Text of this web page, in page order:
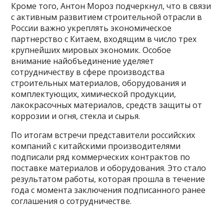
Кроме того, Антон Мороз подчеркнул, что в связи
с активным развитием строительной отрасли в
России важно укреплять экономическое
партнерство с Китаем, входящим в число трех
крупнейших мировых экономик. Особое
внимание найобъединение уделяет
сотрудничеству в сфере производства
строительных материалов, оборудования и
комплектующих, химической продукции,
лакокрасочных материалов, средств защиты от
коррозии и огня, стекла и сырья.
По итогам встречи представители российских
компаний с китайскими производителями
подписали ряд коммерческих контрактов по
поставке материалов и оборудования. Это стало
результатом работы, которая прошла в течение
года с момента заключения подписанного ранее
соглашения о сотрудничестве.